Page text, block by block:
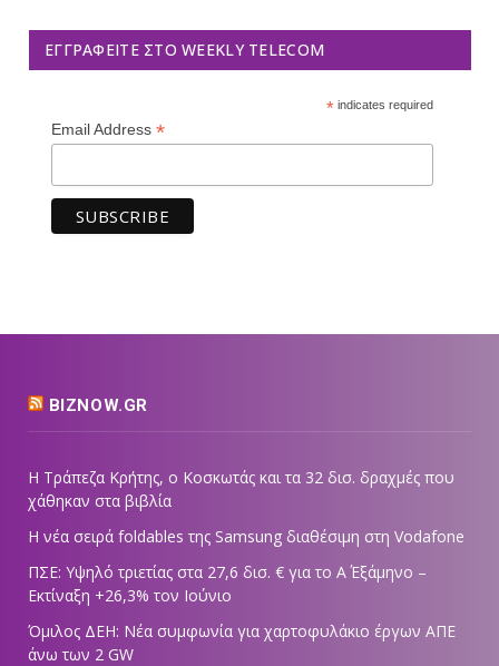
ΕΓΓΡΑΦΕΊΤΕ ΣΤΟ WEEKLY TELECOM
*indicates required
Email Address *
BIZNOW.GR
Η Τράπεζα Κρήτης, ο Κοσκωτάς και τα 32 δισ. δραχμές που
χάθηκαν στα βιβλία
Η νέα σειρά foldables της Samsung διαθέσιμη στη Vodafone
ΠΣΕ: Υψηλό τριετίας στα 27,6 δισ. € για το Α΄ Εξάμηνο –
Εκτίναξη +26,3% τον Ιούνιο
Όμιλος ΔΕΗ: Νέα συμφωνία για χαρτοφυλάκιο έργων ΑΠΕ
άνω των 2 GW